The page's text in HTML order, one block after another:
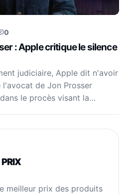
0
: Apple critique le silence
judiciaire, Apple dit n'avoir
l'avocat de Jon Prosser
le procès visant la…
meilleur prix des produits